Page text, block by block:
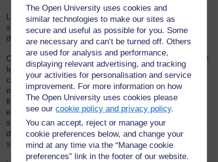
The Open University uses cookies and
similar technologies to make our sites as
secure and useful as possible for you. Some
are necessary and can’t be turned off. Others
are used for analysis and performance,
displaying relevant advertising, and tracking
your activities for personalisation and service
improvement. For more information on how
The Open University uses cookies please
see ourcookie policy and privacy policy.
You can accept, reject or manage your
cookie preferences below, and change your
mind at any time via the “Manage cookie
preferences” link in the footer of our website.
Les récits utilisés à ce stade permettent souvent de faire la
synthèse de ce qui a été appris. Il est donc bien plus
difficile de choisir un récit pour ce moment de la leçon.
On peut s’en servir simplement pour détendre les élèves et
leur donner une expérience agréable avant qu’ils rentrent
chez eux. Les récits ont une valeur immense en eux-
mêmes, car ils offrent réconfort, soutien et divertissement.
Ils contribuent à développer la confiance et l’estime de soi,
et aident vos élèves à mieux se connaître alors qu’ils
s’identifient avec les personnages de l’histoire. On ne peut
donc pas négliger l’importance de raconter des histoires
simplement pour le plaisir.